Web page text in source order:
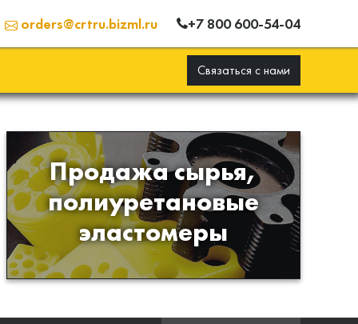
orders@crtru.bizml.ru +7 800 600-54-04
Связаться с нами
Продажа сырья,
полиуретановые
эластомеры
Продажа сырья для
производства изделий из
полиуретана